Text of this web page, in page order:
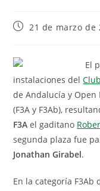
21 de marzo de
El
instalaciones del
de Andalucía y Open
(F3A y F3Ab),
F3A el gaditano
segunda plaza fue
Jonathan Girabel.
En la categoría F3Ab